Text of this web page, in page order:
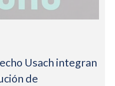
Usach integran
de